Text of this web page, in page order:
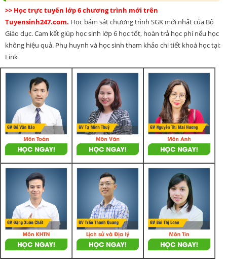
>> Học trực tuyến lớp 6 chương trình mới trên
Tuyensinh247.com. Học bám sát chương trình SGK mới nhất của Bộ
Giáo dục. Cam kết giúp học sinh lớp 6 học tốt, hoàn trả học phí nếu học
không hiệu quả. Phụ huynh và học sinh tham khảo chi tiết khoá học tại:
Link